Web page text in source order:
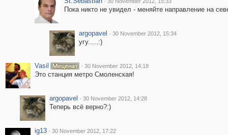
Пока никто не увидел - меняйте направление на
argopavel · 30 November 2012, 15:34
угу.....:)
Vasil · 30 November 2012, 14:18
Это станция метро Смоленская!
argopavel · 30 November 2012, 14:28
Теперь всё верно?:)
ig13 · 30 November 2012, 17:22